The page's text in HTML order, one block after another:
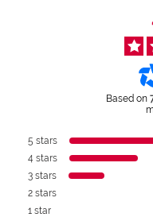
Based on
5 stars
4 stars
3 stars
2 stars
1 star